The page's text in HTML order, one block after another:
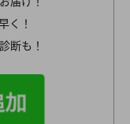
く！
断も！